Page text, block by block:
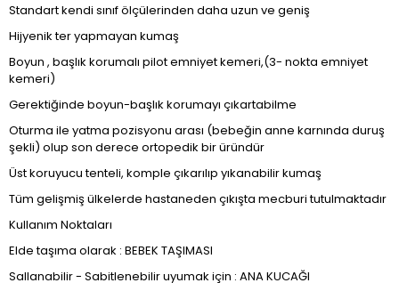
Standart kendi sınıf ölçülerinden daha uzun ve geniş
Hijyenik ter yapmayan kumaş
Boyun , başlık korumalı pilot emniyet kemeri,(3- nokta emniyet
kemeri)
Gerektiğinde boyun-başlık korumayı çıkartabilme
Oturma ile yatma pozisyonu arası (bebeğin anne karnında duruş
şekli) olup son derece ortopedik bir üründür
Üst koruyucu tenteli, komple çıkarılıp yıkanabilir kumaş
Tüm gelişmiş ülkelerde hastaneden çıkışta mecburi tutulmaktadır
Kullanım Noktaları
Elde taşıma olarak : BEBEK TAŞIMASI
Sallanabilir - Sabitlenebilir uyumak için : ANA KUCAĞI